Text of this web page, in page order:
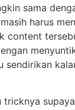
sama
harus
content
sendirikan
tricknya